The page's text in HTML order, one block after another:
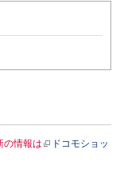
の情報は
ドコモショッ